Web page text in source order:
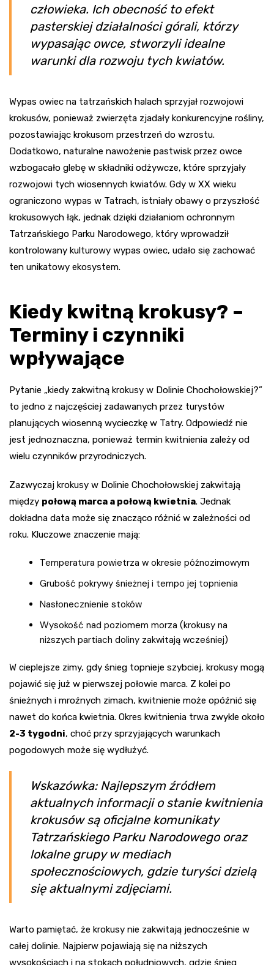
człowieka. Ich obecność to efekt
pasterskiej działalności górali, którzy
wypasając owce, stworzyli idealne
warunki dla rozwoju tych kwiatów.
Wypas owiec na tatrzańskich halach sprzyjał rozwojowi
krokusów, ponieważ zwierzęta zjadały konkurencyjne rośliny,
pozostawiając krokusom przestrzeń do wzrostu.
Dodatkowo, naturalne nawożenie pastwisk przez owce
wzbogacało glebę w składniki odżywcze, które sprzyjały
rozwojowi tych wiosennych kwiatów. Gdy w XX wieku
ograniczono wypas w Tatrach, istniały obawy o przyszłość
krokusowych łąk, jednak dzięki działaniom ochronnym
Tatrzańskiego Parku Narodowego, który wprowadził
kontrolowany kulturowy wypas owiec, udało się zachować
ten unikatowy ekosystem.
Kiedy kwitną krokusy? –
Terminy i czynniki
wpływające
Pytanie „kiedy zakwitną krokusy w Dolinie Chochołowskiej?”
to jedno z najczęściej zadawanych przez turystów
planujących wiosenną wycieczkę w Tatry. Odpowiedź nie
jest jednoznaczna, ponieważ termin kwitnienia zależy od
wielu czynników przyrodniczych.
Zazwyczaj krokusy w Dolinie Chochołowskiej zakwitają
między połową marca a połową kwietnia. Jednak
dokładna data może się znacząco różnić w zależności od
roku. Kluczowe znaczenie mają:
Temperatura powietrza w okresie późnozimowym
Grubość pokrywy śnieżnej i tempo jej topnienia
Nasłonecznienie stoków
Wysokość nad poziomem morza (krokusy na
niższych partiach doliny zakwitają wcześniej)
W cieplejsze zimy, gdy śnieg topnieje szybciej, krokusy mogą
pojawić się już w pierwszej połowie marca. Z kolei po
śnieżnych i mroźnych zimach, kwitnienie może opóźnić się
nawet do końca kwietnia. Okres kwitnienia trwa zwykle około
2-3 tygodni, choć przy sprzyjających warunkach
pogodowych może się wydłużyć.
Wskazówka: Najlepszym źródłem
aktualnych informacji o stanie kwitnienia
krokusów są oficjalne komunikaty
Tatrzańskiego Parku Narodowego oraz
lokalne grupy w mediach
społecznościowych, gdzie turyści dzielą
się aktualnymi zdjęciami.
Warto pamiętać, że krokusy nie zakwitają jednocześnie w
całej dolinie. Najpierw pojawiają się na niższych
wysokościach i na stokach południowych, gdzie śnieg